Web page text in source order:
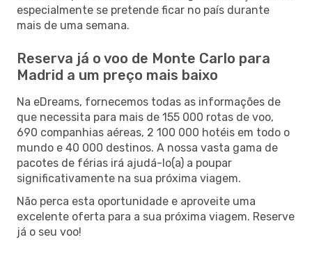
especialmente se pretende ficar no país durante
mais de uma semana.
Reserva já o voo de Monte Carlo para
Madrid a um preço mais baixo
Na eDreams, fornecemos todas as informações de
que necessita para mais de 155 000 rotas de voo,
690 companhias aéreas, 2 100 000 hotéis em todo o
mundo e 40 000 destinos. A nossa vasta gama de
pacotes de férias irá ajudá-lo(a) a poupar
significativamente na sua próxima viagem.
Não perca esta oportunidade e aproveite uma
excelente oferta para a sua próxima viagem. Reserve
já o seu voo!